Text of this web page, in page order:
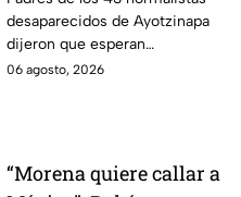
43 de Ayotzinapa
desaparecidos de Ayotzinapa
dijeron que esperan
información oficial sobre la
06 agosto, 2026
“Morena quiere callar a